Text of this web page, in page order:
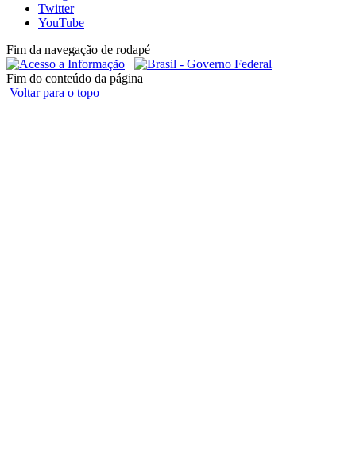
Twitter
YouTube
Fim da navegação de rodapé
Fim do conteúdo da página
Voltar para o topo